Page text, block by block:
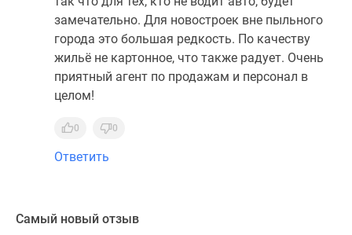
замечательно. Для новостроек вне пыльного
города это большая редкость. По качеству
жильё не картонное, что также радует. Очень
приятный агент по продажам и персонал в
целом!
0 0
Ответить
Самый новый отзыв